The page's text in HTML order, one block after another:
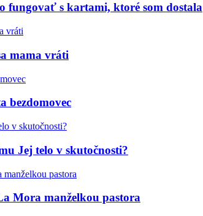
fungovať s kartami, ktoré som dostala
mama vráti
bezdomovec
Jej telo v skutočnosti?
Mora manželkou pastora